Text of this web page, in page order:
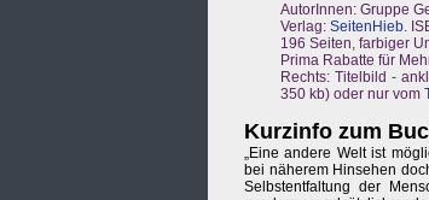
AutorInnen: Gruppe
Verlag: SeitenHieb.
196 Seiten, farbiger
Prima Rabatte für
Rechts: Titelbild -
350 kb) oder nur vom
Kurzinfo zum
„Eine andere Welt ist
bei näherem Hinsehen
Selbstentfaltung der